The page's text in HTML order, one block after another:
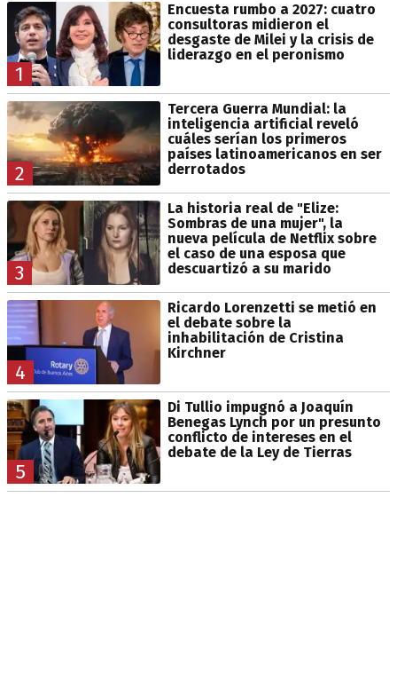
1
Encuesta rumbo a 2027: cuatro
consultoras midieron el
desgaste de Milei y la crisis de
liderazgo en el peronismo
2
Tercera Guerra Mundial: la
inteligencia artificial reveló
cuáles serían los primeros
países latinoamericanos en ser
derrotados
3
La historia real de "Elize:
Sombras de una mujer", la
nueva película de Netflix sobre
el caso de una esposa que
descuartizó a su marido
4
Ricardo Lorenzetti se metió en
el debate sobre la
inhabilitación de Cristina
Kirchner
5
Di Tullio impugnó a Joaquín
Benegas Lynch por un presunto
conflicto de intereses en el
debate de la Ley de Tierras